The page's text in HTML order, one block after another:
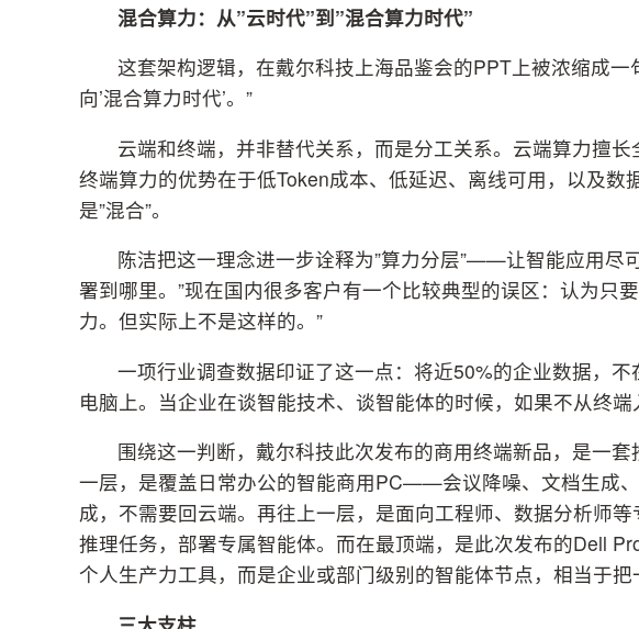
混合算力：从”云时代”到”混合算力时代”
这套架构逻辑，在戴尔科技上海品鉴会的PPT上被浓缩成一
向’混合算力时代’。”
云端和终端，并非替代关系，而是分工关系。云端算力擅长
终端算力的优势在于低Token成本、低延迟、离线可用，以及数
是”混合”。
陈洁把这一理念进一步诠释为”算力分层”——让智能应用尽
署到哪里。”现在国内很多客户有一个比较典型的误区：认为只
力。但实际上不是这样的。”
一项行业调查数据印证了这一点：将近50%的企业数据，
电脑上。当企业在谈智能技术、谈智能体的时候，如果不从终端
围绕这一判断，戴尔科技此次发布的商用终端新品，是一
一层，是覆盖日常办公的智能商用PC——会议降噪、文档生成
成，不需要回云端。再往上一层，是面向工程师、数据分析师
推理任务，部署专属智能体。而在最顶端，是此次发布的Dell
个人生产力工具，而是企业或部门级别的智能体节点，相当于把